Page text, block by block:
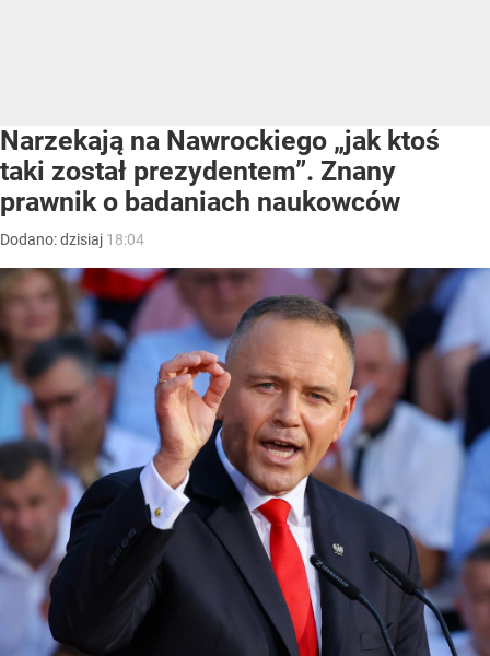
Narzekają na Nawrockiego „jak ktoś
taki został prezydentem”. Znany
prawnik o badaniach naukowców
Dodano:dzisiaj 18:04